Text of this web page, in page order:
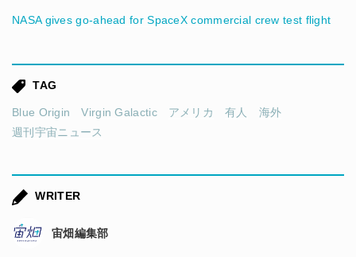
NASA gives go-ahead for SpaceX commercial crew test flight
TAG
Blue Origin Virgin Galactic アメリカ 有人
海外
週刊宇宙ニュース
WRITER
宙畑編集部